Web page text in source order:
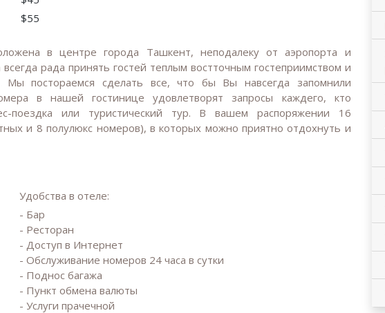
$55
в центре города Ташкент, неподалеку от аэропорта и
рада принять гостей теплым востточным гостеприимством и
Мы постораемся сделать все, что бы Вы навсегда запомнили
в нашей гостинице удовлетворят запросы каждего, кто
поездка или туристический тур. В вашем распоряжении 16
и 8 полулюкс номеров), в которых можно приятно отдохнуть и
Удобства в отеле:
- Бар
- Ресторан
- Доступ в Интернет
- Обслуживание номеров 24 часа в сутки
- Поднос багажа
- Пункт обмена валюты
- Услуги прачечной